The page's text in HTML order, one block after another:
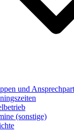
und
(sonstige)